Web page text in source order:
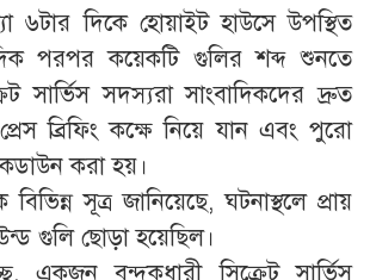
৬টার দিকে হোয়াইট হাউসে উপস্থিত
পরপর কয়েকটি গুলির শব্দ শুনতে
সার্ভিস সদস্যরা সাংবাদিকদের দ্রুত
ব্রিফিং কক্ষে নিয়ে যান এবং পুরো
করা হয়।
সূত্র জানিয়েছে, ঘটনাস্থলে প্রায়
গুলি ছোড়া হয়েছিল।
একজন বন্দুকধারী সিক্রেট সার্ভিস